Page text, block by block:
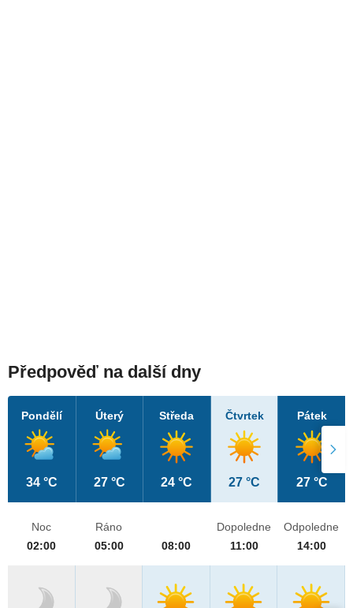
Předpověď na další dny
Pondělí
34 °C
Úterý
27 °C
Středa
24 °C
Čtvrtek
27 °C
Pátek
27 °C
Noc
02:00
Ráno
05:00
08:00
Dopoledne
11:00
Odpoledne
14:00